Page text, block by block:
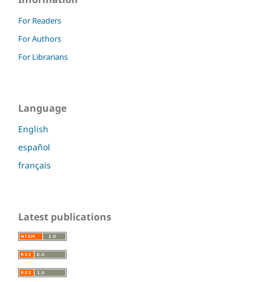
For Readers
For Authors
For Librarians
Language
English
español
français
Latest publications